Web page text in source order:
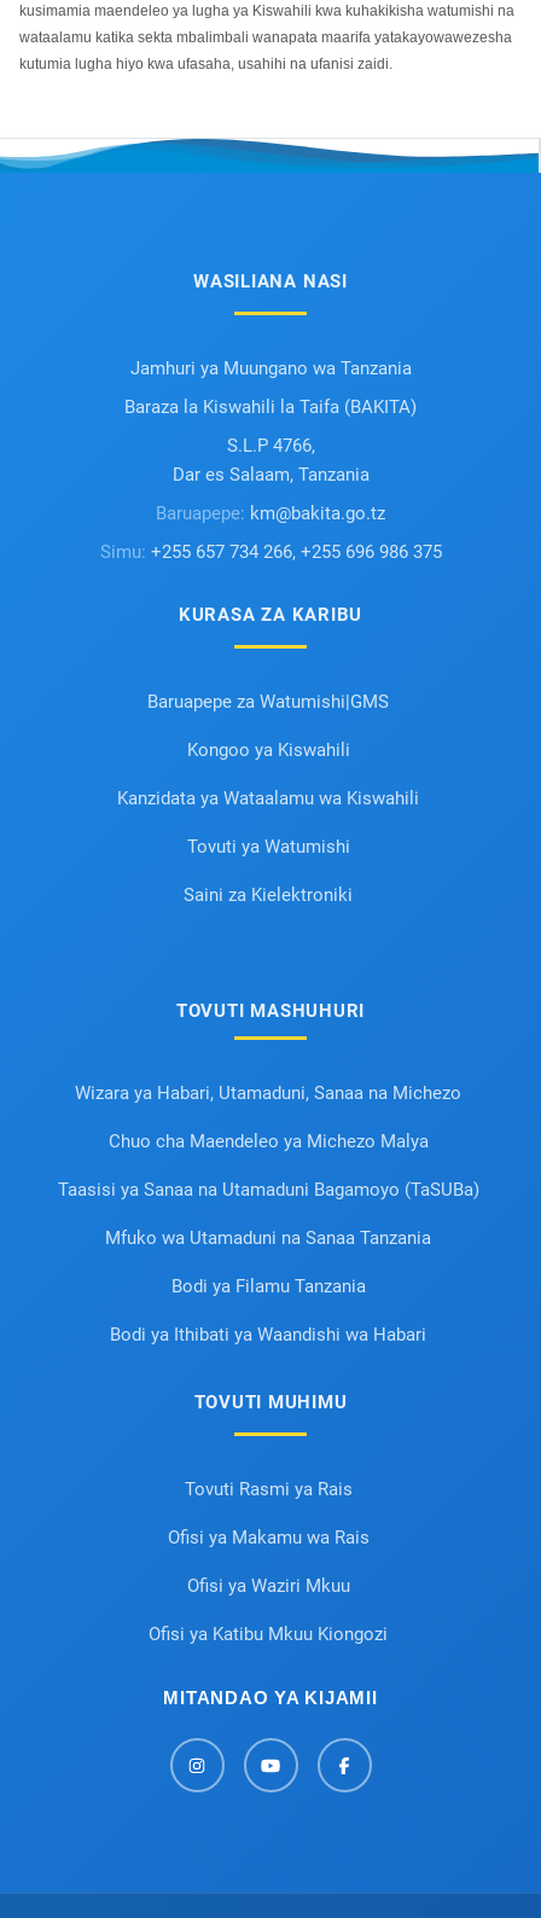
kusimamia maendeleo ya lugha ya Kiswahili kwa kuhakikisha watumishi na
wataalamu katika sekta mbalimbali wanapata maarifa yatakayowawezesha
kutumia lugha hiyo kwa ufasaha, usahihi na ufanisi zaidi.
WASILIANA NASI
Jamhuri ya Muungano wa Tanzania
Baraza la Kiswahili la Taifa (BAKITA)
S.L.P 4766,
Dar es Salaam, Tanzania
Baruapepe: km@bakita.go.tz
Simu: +255 657 734 266, +255 696 986 375
KURASA ZA KARIBU
Baruapepe za Watumishi|GMS
Kongoo ya Kiswahili
Kanzidata ya Wataalamu wa Kiswahili
Tovuti ya Watumishi
Saini za Kielektroniki
TOVUTI MASHUHURI
Wizara ya Habari, Utamaduni, Sanaa na Michezo
Chuo cha Maendeleo ya Michezo Malya
Taasisi ya Sanaa na Utamaduni Bagamoyo (TaSUBa)
Mfuko wa Utamaduni na Sanaa Tanzania
Bodi ya Filamu Tanzania
Bodi ya Ithibati ya Waandishi wa Habari
TOVUTI MUHIMU
Tovuti Rasmi ya Rais
Ofisi ya Makamu wa Rais
Ofisi ya Waziri Mkuu
Ofisi ya Katibu Mkuu Kiongozi
MITANDAO YA KIJAMII